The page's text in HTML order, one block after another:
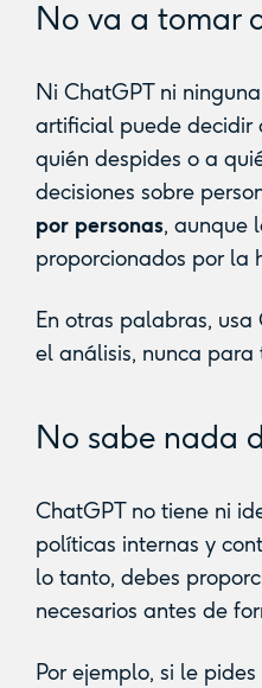
No va a tomar
Ni ChatGPT ni
artificial puede decidir
quién despides o a
decisiones sobre
por personas, aunque
proporcionados por la
En otras palabras,
el análisis, nunca
No sabe nada
ChatGPT no tiene ni
políticas internas y
lo tanto, debes
necesarios antes de
Por ejemplo, si le